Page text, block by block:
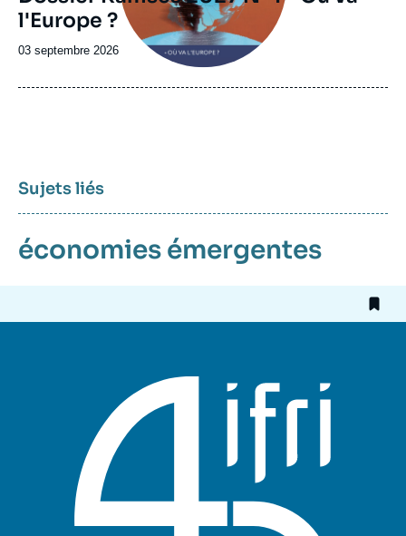
l'Europe ?
Date
publication
03 septembre 2026
Sujets liés
économies émergentes